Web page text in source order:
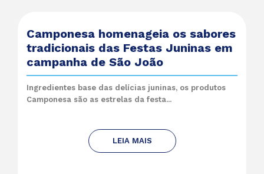
Camponesa homenageia os sabores
tradicionais das Festas Juninas em
campanha de São João
Ingredientes base das delícias juninas, os produtos
Camponesa são as estrelas da festa...
LEIA MAIS